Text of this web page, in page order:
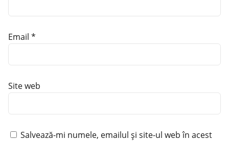
Email *
Site web
Salvează-mi numele, emailul și site-ul web în acest